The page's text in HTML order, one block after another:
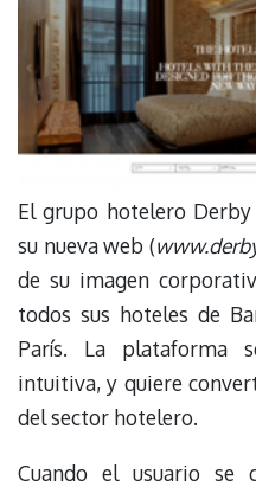
El grupo hotelero
su nueva web (
de su imagen
todos sus hoteles de
París. La plataforma
intuitiva, y quiere
del sector hotelero.
Cuando el usuario se